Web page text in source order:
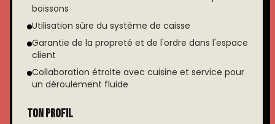
boissons
Utilisation sûre du système de caisse
Garantie de la propreté et de l'ordre dans l'espace
client
Collaboration étroite avec cuisine et service pour
un déroulement fluide
Ton profil